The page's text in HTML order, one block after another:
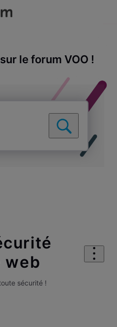
le forum VOO !
web
sécurité !